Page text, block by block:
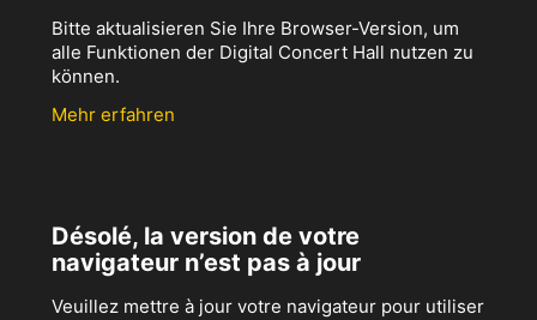
Bitte aktualisieren Sie Ihre Browser-Version, um
alle Funktionen der Digital Concert Hall nutzen zu
können.
Mehr erfahren
Désolé, la version de votre
navigateur n’est pas à jour
Veuillez mettre à jour votre navigateur pour utiliser